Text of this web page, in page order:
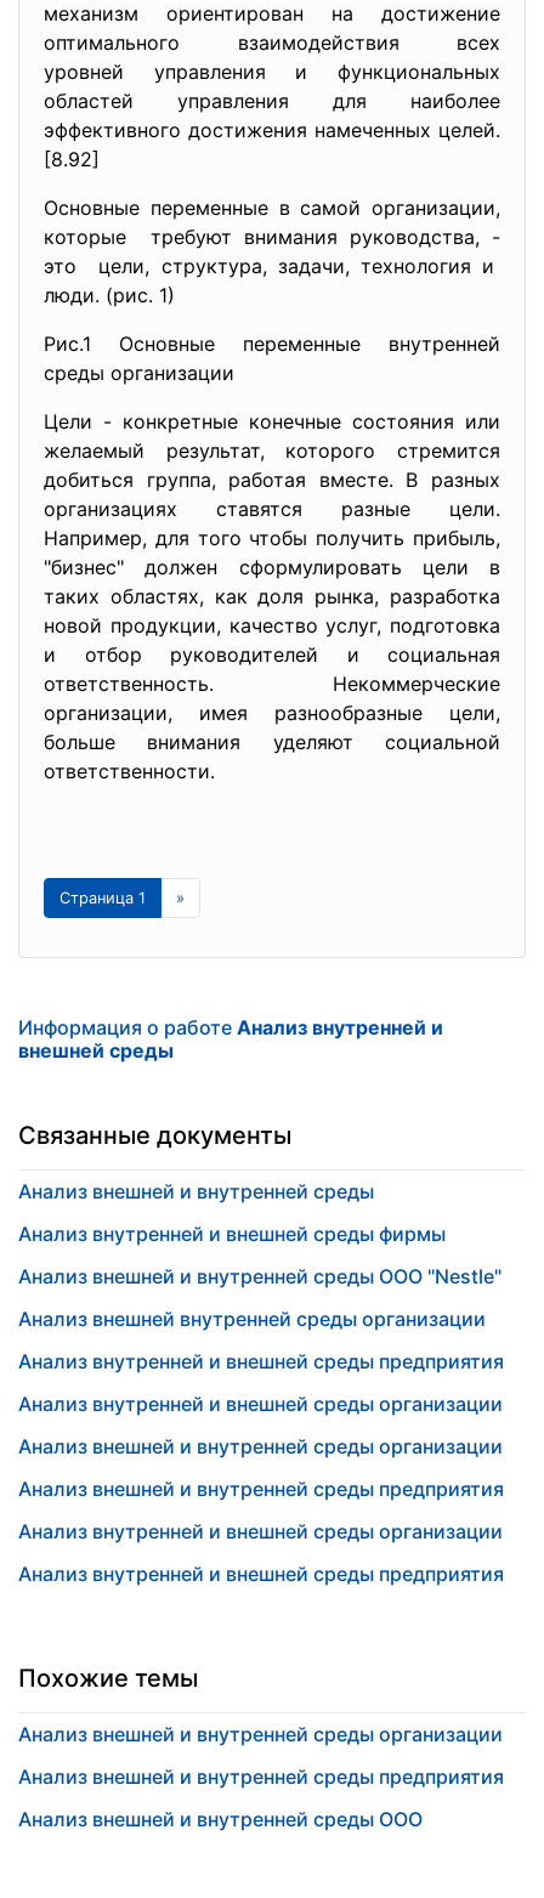
механизм ориентирован на достижение
оптимального взаимодействия всех
уровней управления и функциональных
областей управления для наиболее
эффективного достижения намеченных целей.
[8.92]
Основные переменные в самой организации,
которые требуют внимания руководства, -
это цели, структура, задачи, технология и
люди. (рис. 1)
Рис.1 Основные переменные внутренней
среды организации
Цели - конкретные конечные состояния или
желаемый результат, которого стремится
добиться группа, работая вместе. В разных
организациях ставятся разные цели.
Например, для того чтобы получить прибыль,
"бизнес" должен сформулировать цели в
таких областях, как доля рынка, разработка
новой продукции, качество услуг, подготовка
и отбор руководителей и социальная
ответственность. Некоммерческие
организации, имея разнообразные цели,
больше внимания уделяют социальной
ответственности.
Страница 1 »
Информация о работе Анализ внутренней и
внешней среды
Связанные документы
Анализ внешней и внутренней среды
Анализ внутренней и внешней среды фирмы
Анализ внешней и внутренней среды ООО "Nestle"
Анализ внешней внутренней среды организации
Анализ внутренней и внешней среды предприятия
Анализ внутренней и внешней среды организации
Анализ внешней и внутренней среды организации
Анализ внешней и внутренней среды предприятия
Анализ внутренней и внешней среды организации
Анализ внутренней и внешней среды предприятия
Похожие темы
Анализ внешней и внутренней среды организации
Анализ внешней и внутренней среды предприятия
Анализ внешней и внутренней среды ООО